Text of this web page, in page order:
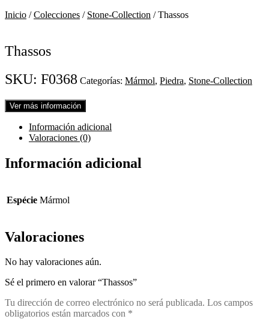
Inicio /Colecciones / Stone-Collection / Thassos
Thassos
SKU: F0368 Categorías: Mármol, Piedra, Stone-Collection
Ver más información
Información adicional
Valoraciones (0)
Información adicional
Espécie Mármol
Valoraciones
No hay valoraciones aún.
Sé el primero en valorar “Thassos”
Tu dirección de correo electrónico no será publicada. Los campos
obligatorios están marcados con *